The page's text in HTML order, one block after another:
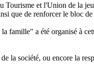
et l'Union de la
que de renforcer le bloc
a été organisé à
la société, ou encore la